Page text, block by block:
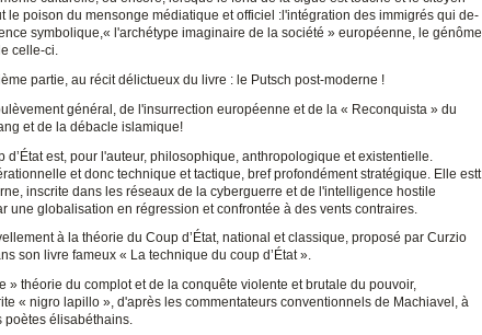
le poison du mensonge médiatique et officiel :l'intégration des immigrés qui de-
symbolique,« l'archétype imaginaire de la société » européenne, le génôme
celle-ci.
partie, au récit délictueux du livre : le Putsch post-moderne !
général, de l'insurrection européenne et de la « Reconquista » du
et de la débacle islamique!
d’État est, pour l'auteur, philosophique, anthropologique et existentielle.
et donc technique et tactique, bref profondément stratégique. Elle estt
inscrite dans les réseaux de la cyberguerre et de l'intelligence hostile
une globalisation en régression et confrontée à des vents contraires.
à la théorie du Coup d’État, national et classique, proposé par Curzio
son livre fameux « La technique du coup d’État ».
» théorie du complot et de la conquête violente et brutale du pouvoir,
« nigro lapillo », d'après les commentateurs conventionnels de Machiavel, à
poètes élisabéthains.